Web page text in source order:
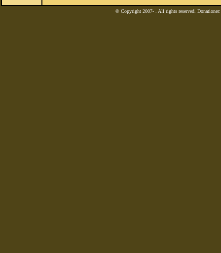
© Copyright 2007- . All rights reserved.